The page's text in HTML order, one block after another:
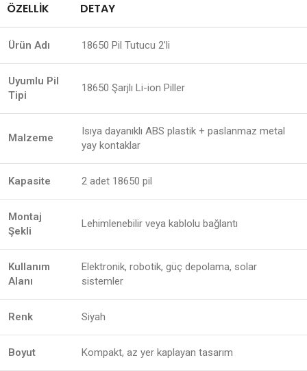
ÖZELLIK DETAY
Ürün Adı 18650 Pil Tutucu 2’li
Uyumlu Pil
Tipi
18650 Şarjlı Li-ion Piller
Malzeme
Isıya dayanıklı ABS plastik + paslanmaz metal
yay kontaklar
Kapasite 2 adet 18650 pil
Montaj
Şekli
Lehimlenebilir veya kablolu bağlantı
Kullanım
Alanı
Elektronik, robotik, güç depolama, solar
sistemler
Renk Siyah
Boyut Kompakt, az yer kaplayan tasarım